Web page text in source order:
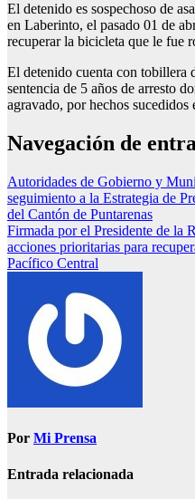
El detenido es sospechoso de
en Laberinto, el pasado 01 de
recuperar la bicicleta que le fue
El detenido cuenta con tobillera
sentencia de 5 años de arresto
agravado, por hechos sucedidos
Navegación de
Autoridades de Gobierno y
seguimiento a la Estrategia de
del Cantón de Puntarenas
Firmada por el Presidente de la
acciones prioritarias para
Pacífico Central
Por Mi Prensa
Entrada relacionada